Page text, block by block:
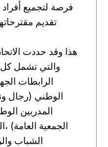
فرصة لتجميع
تقديم
هذا وقد حددت
والتي تشمل كل
الرابطات
الوطني (رجال
المدربين
الجمعية العامة)
الشباب